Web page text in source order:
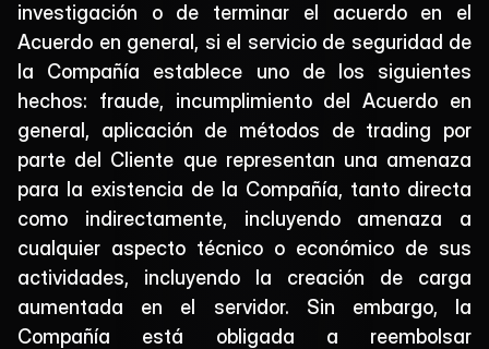
investigación o de terminar el acuerdo en el
Acuerdo en general, si el servicio de seguridad de
la Compañía establece uno de los siguientes
hechos: fraude, incumplimiento del Acuerdo en
general, aplicación de métodos de trading por
parte del Cliente que representan una amenaza
para la existencia de la Compañía, tanto directa
como indirectamente, incluyendo amenaza a
cualquier aspecto técnico o económico de sus
actividades, incluyendo la creación de carga
aumentada en el servidor. Sin embargo, la
Compañía está obligada a reembolsar